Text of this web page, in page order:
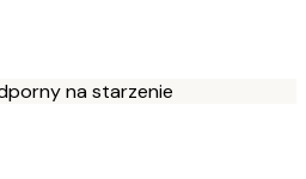
na starzenie